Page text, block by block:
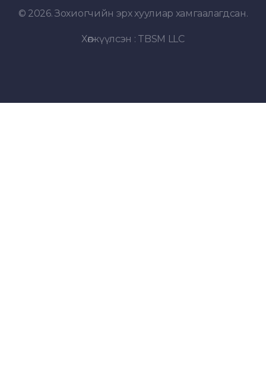
© 2026. Зохиогчийн эрх хуулиар хамгаалагдсан.
Хөгжүүлсэн : TBSM LLC